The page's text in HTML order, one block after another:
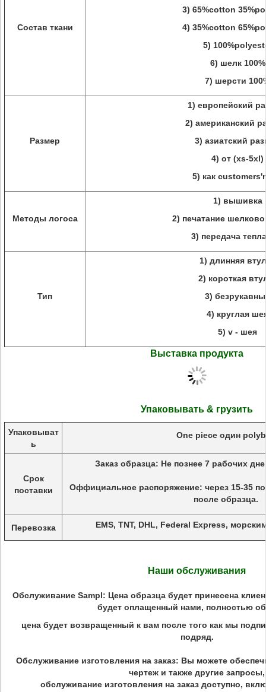
Состав ткани
3) 65%cotton
4) 35%cotton
5)
6) шелк 100%
7) шерсти
Размер
1) европейский
2) американский
3) азиатский
4) от (xs-5xl)
5) как
Методы логоса
1) вышивка
2) печатание
3) передача
Тип
1) длинняя
2) короткая
3)
4) круглая
5) v - шея
Выставка продукта
Упаковывать & грузить
Упаковыват
ь
One piece один
Срок
поставки
Заказ образца: Не познее 7 рабочих
Оффициальное распоряжение: через 15-35
после образца.
Перевозка EMS, TNT, DHL, Federal Express,
Наши обслуживания
Обслуживание Sampl: Цена образца будет принесена
будет оплащенный нами, полностью
цена будет возвращенный к вам после того как мы
подряд.
Обслуживание изготовления на заказ: Вы можете
чертеж и также другие запросы,
обслуживание изготовления на заказ доступно,